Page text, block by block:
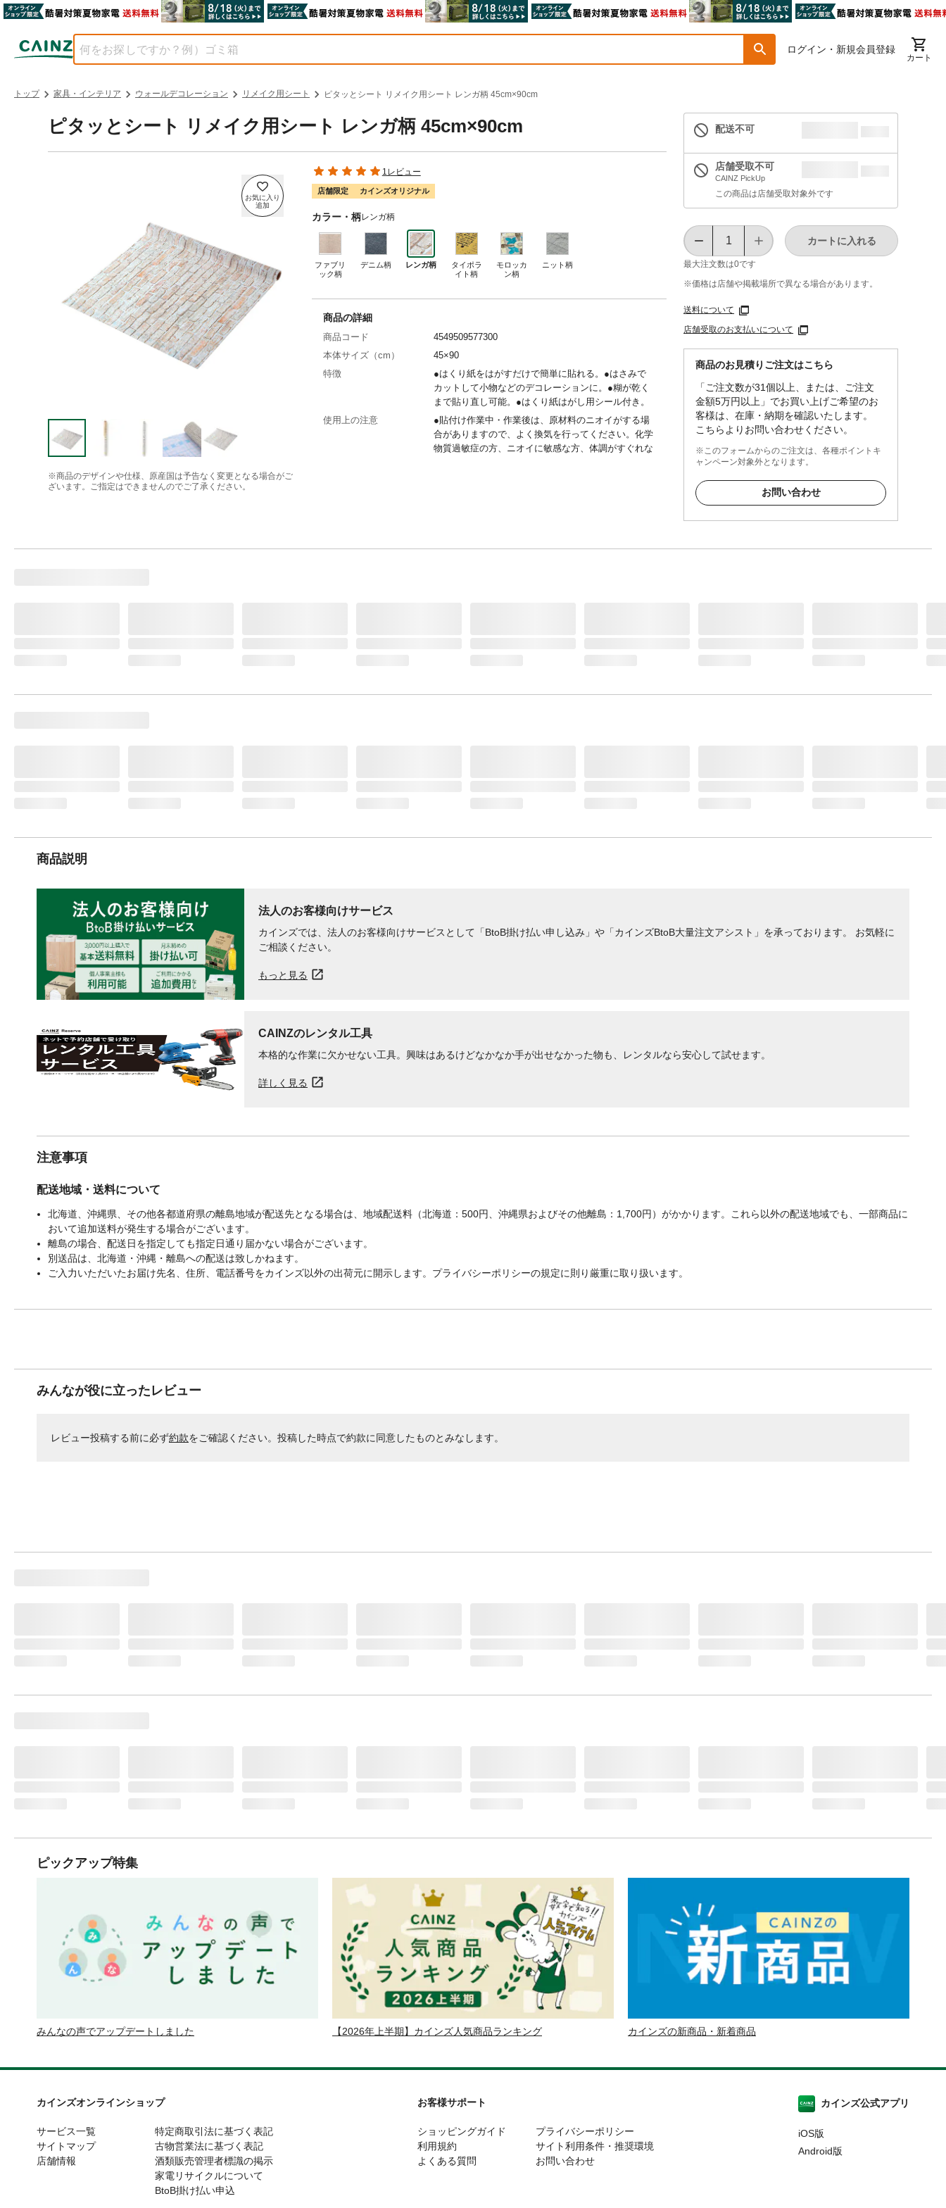
ログイン・新規会員登録
カート
トップ 家具・インテリア ウォールデコレーション リメイク用シート ピタッとシート リメイク用シート レンガ柄 45cm×90cm
ピタッとシート リメイク用シート レンガ柄 45cm×90cm
※商品のデザインや仕様、原産国は予告なく変更となる場合がご
ざいます。ご指定はできませんのでご了承ください。
1レビュー
店舗限定 カインズオリジナル
カラー・柄レンガ柄
ファブリ
ック柄
デニム柄 レンガ柄
タイポラ
イト柄
モロッカ
ン柄
ニット柄
配送不可
店舗受取不可
CAINZ PickUp
この商品は店舗受取対象外です
最大注文数は0です
カートに入れる
※価格は​店舗や​掲載場所で​異なる​場合が​あります。
送料について
店舗受取のお支払いについて
商品のお見積りご注文はこちら
「ご注文数が31個以上、または、ご注文
金額5万円以上」でお買い上げご希望のお
客様は、在庫・納期を確認いたします。
こちらよりお問い合わせください。
※このフォームからのご注文は、各種ポイントキ
ャンペーン対象外となります。
お問い合わせ
商品の詳細
商品コード
4549509577300
本体サイズ（cm）
45×90
特徴
●はくり紙をはがすだけで簡単に貼れる。●はさみで
カットして小物などのデコレーションに。●糊が乾く
まで貼り直し可能。●はくり紙はがし用シール付き。
使用上の注意
●貼付け作業中・作業後は、原材料のニオイがする場
合がありますので、よく換気を行ってください。化学
物質過敏症の方、ニオイに敏感な方、体調がすぐれな
商品説明
法人のお客様向けサービス
カインズでは、法人のお客様向けサービスとして「BtoB掛け払い申し込み」や「カインズBtoB大量注文アシスト」を承っております。 お気軽に
ご相談ください。
もっと見る
CAINZのレンタル工具
本格的な作業に欠かせない工具。興味はあるけどなかなか手が出せなかった物も、レンタルなら安心して試せます。
詳しく見る
注意事項
配送地域・送料について
北海道、沖縄県、その他各都道府県の離島地域が配送先となる場合は、地域配送料（北海道：500円、沖縄県およびその他離島：1,700円）がかかります。これら以外の配送地域でも、一部商品に
おいて追加送料が発生する場合がございます。
離島の場合、配送日を指定しても指定日通り届かない場合がございます。
別送品は、北海道・沖縄・離島への配送は致しかねます。
ご入力いただいたお届け先名、住所、電話番号をカインズ以外の出荷元に開示します。プライバシーポリシーの規定に則り厳重に取り扱います。
みんなが役に立ったレビュー
レビュー投稿する前に必ず約款をご確認ください。投稿した時点で約款に同意したものとみなします。
ピックアップ特集
みんなの声でアップデートしました 【2026年上半期】カインズ人気商品ランキング カインズの新商品・新着商品
カインズオンラインショップ
サービス一覧
サイトマップ
店舗情報
特定商取引法に基づく表記
古物営業法に基づく表記
酒類販売管理者標識の掲示
家電リサイクルについて
BtoB掛け払い申込
お客様サポート
ショッピングガイド
利用規約
よくある質問
プライバシーポリシー
サイト利用条件・推奨環境
お問い合わせ
カインズ公式アプリ
iOS版
Android版